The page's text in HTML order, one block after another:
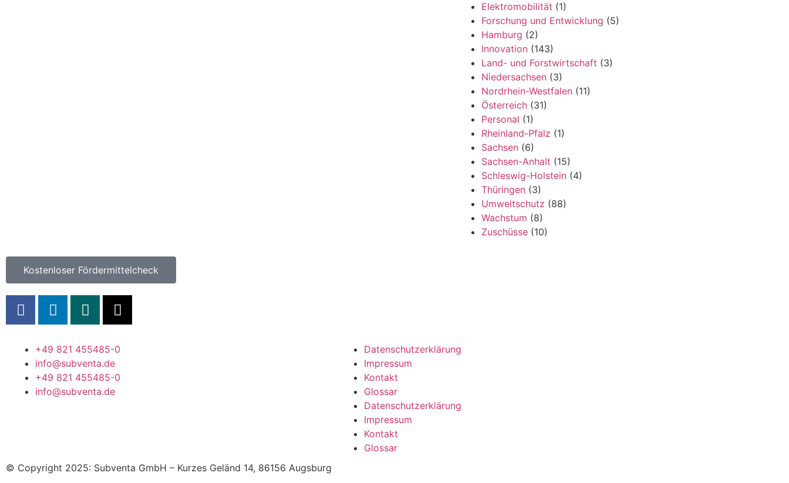
Elektromobilität (1)
Forschung und Entwicklung (5)
Hamburg (2)
Innovation(143)
Land- und Forstwirtschaft (3)
Niedersachsen(3)
Nordrhein-Westfalen(11)
Österreich(31)
Personal (1)
Rheinland-Pfalz (1)
Sachsen(6)
Sachsen-Anhalt (15)
Schleswig-Holstein(4)
Thüringen(3)
Umweltschutz (88)
Wachstum (8)
Zuschüsse(10)
Kostenloser Fördermittelcheck
+49 821 455485-0
info@subventa.de
+49 821 455485-0
info@subventa.de
Datenschutzerklärung
Impressum
Kontakt
Glossar
Datenschutzerklärung
Impressum
Kontakt
Glossar
© Copyright 2025: Subventa GmbH – Kurzes Geländ 14, 86156 Augsburg